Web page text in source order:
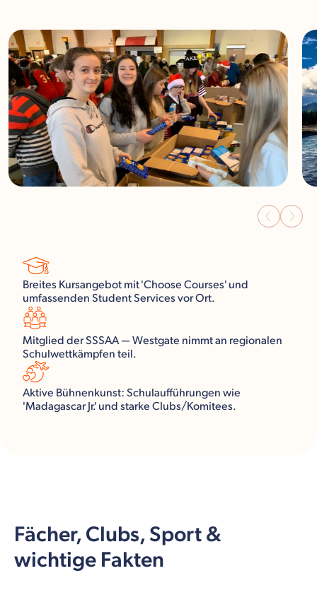
Breites Kursangebot mit 'Choose Courses' und
umfassenden Student Services vor Ort.
Mitglied der SSSAA — Westgate nimmt an regionalen
Schulwettkämpfen teil.
Aktive Bühnenkunst: Schulaufführungen wie
'Madagascar Jr.' und starke Clubs/Komitees.
Fächer, Clubs, Sport &
wichtige Fakten